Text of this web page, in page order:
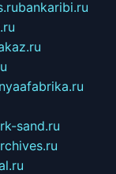
bankaribi.ru
sand.ru